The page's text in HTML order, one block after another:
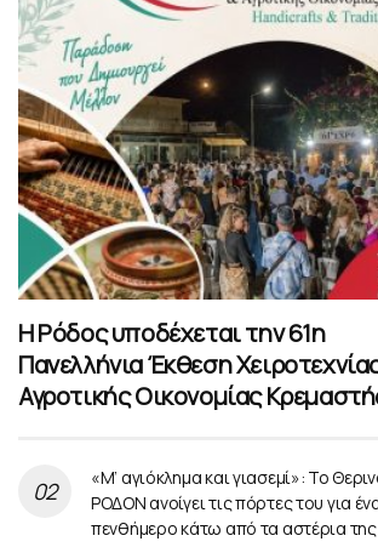
Η Ρόδος υποδέχεται την 61η
Πανελλήνια Έκθεση
Αγροτικής Οικονομίας
«Μ’ αγιόκλημα και γιασεμί»: Το
ΡΟΔΟΝ ανοίγει τις πόρτες του για
πενθήμερο κάτω από τα αστέρια